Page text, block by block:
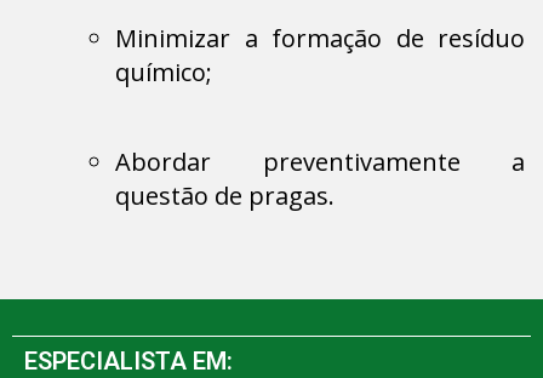
Minimizar a formação de resíduo
químico;
Abordar preventivamente a
questão de pragas.
ESPECIALISTA EM: